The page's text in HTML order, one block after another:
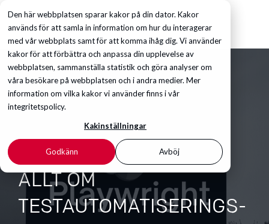
Den här webbplatsen sparar kakor på din dator. Kakor
används för att samla in information om hur du interagerar
med vår webbplats samt för att komma ihåg dig. Vi använder
kakor för att förbättra och anpassa din upplevelse av
webbplatsen, sammanställa statistik och göra analyser om
våra besökare på webbplatsen och i andra medier. Mer
information om vilka kakor vi använder finns i vår
integritetspolicy.
Kakinställningar
Godkänn Avböj
ALLT OM
TESTAUTOMATISERINGS-